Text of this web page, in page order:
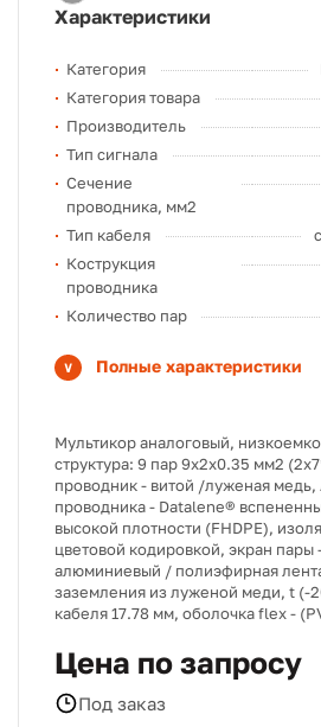
Характеристики
Категория
Категория товара
Производитель
Тип сигнала
Сечение
проводника, мм2
Тип кабеля
Кострукция
проводника
Количество пар
Полные характеристики
Мультикор аналоговый,
структура: 9 пар 9х2х0.35 мм2
проводник - витой /луженая медь,
проводника - Datalene®
высокой плотности (FHDPE),
цветовой кодировкой, экран
алюминиевый / полиэфирная
заземления из луженой меди, t (-
кабеля 17.78 мм, оболочка flex -
Цена по запросу
Под заказ